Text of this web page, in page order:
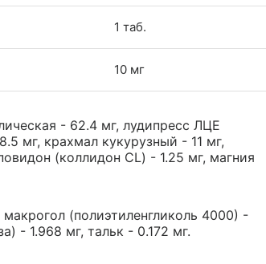
1 таб.
10 мг
- 62.4 мг, лудипресс ЛЦЕ
мг, крахмал кукурузный - 11 мг,
(коллидон CL) - 1.25 мг, магния
(полиэтиленгликоль 4000) -
- 1.968 мг, тальк - 0.172 мг.